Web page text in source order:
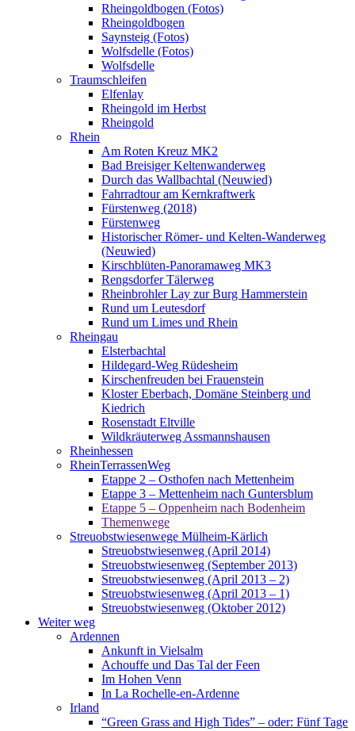
Rheingoldbogen (Fotos)
Rheingoldbogen
Saynsteig (Fotos)
Wolfsdelle (Fotos)
Wolfsdelle
Traumschleifen
Elfenlay
Rheingold im Herbst
Rheingold
Rhein
Am Roten Kreuz MK2
Bad Breisiger Keltenwanderweg
Durch das Wallbachtal (Neuwied)
Fahrradtour am Kernkraftwerk
Fürstenweg (2018)
Fürstenweg
Historischer Römer- und Kelten-Wanderweg
(Neuwied)
Kirschblüten-Panoramaweg MK3
Rengsdorfer Tälerweg
Rheinbrohler Lay zur Burg Hammerstein
Rund um Leutesdorf
Rund um Limes und Rhein
Rheingau
Elsterbachtal
Hildegard-Weg Rüdesheim
Kirschenfreuden bei Frauenstein
Kloster Eberbach, Domäne Steinberg und
Kiedrich
Rosenstadt Eltville
Wildkräuterweg Assmannshausen
Rheinhessen
RheinTerrassenWeg
Etappe 2 – Osthofen nach Mettenheim
Etappe 3 – Mettenheim nach Guntersblum
Etappe 5 – Oppenheim nach Bodenheim
Themenwege
Streuobstwiesenwege Mülheim-Kärlich
Streuobstwiesenweg (April 2014)
Streuobstwiesenweg (September 2013)
Streuobstwiesenweg (April 2013 – 2)
Streuobstwiesenweg (April 2013 – 1)
Streuobstwiesenweg (Oktober 2012)
Weiter weg
Ardennen
Ankunft in Vielsalm
Achouffe und Das Tal der Feen
Im Hohen Venn
In La Rochelle-en-Ardenne
Irland
“Green Grass and High Tides” – oder: Fünf Tage